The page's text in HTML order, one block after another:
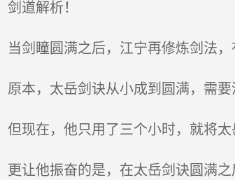
剑道解析！
当剑瞳圆满之后，江宁再修炼剑法，
原本，太岳剑诀从小成到圆满，需要
但现在，他只用了三个小时，就将太
更让他振奋的是，在太岳剑诀圆满